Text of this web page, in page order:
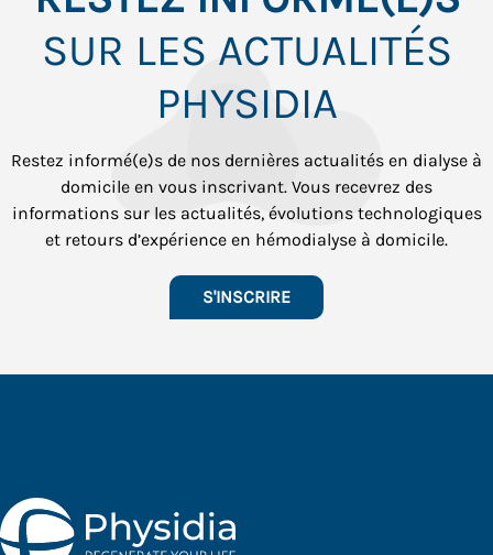
SUR LES ACTUALITÉS
PHYSIDIA
Restez informé(e)s de nos dernières actualités en dialyse à
domicile en vous inscrivant. Vous recevrez des
informations sur les actualités, évolutions technologiques
et retours d’expérience en hémodialyse à domicile.
S'INSCRIRE